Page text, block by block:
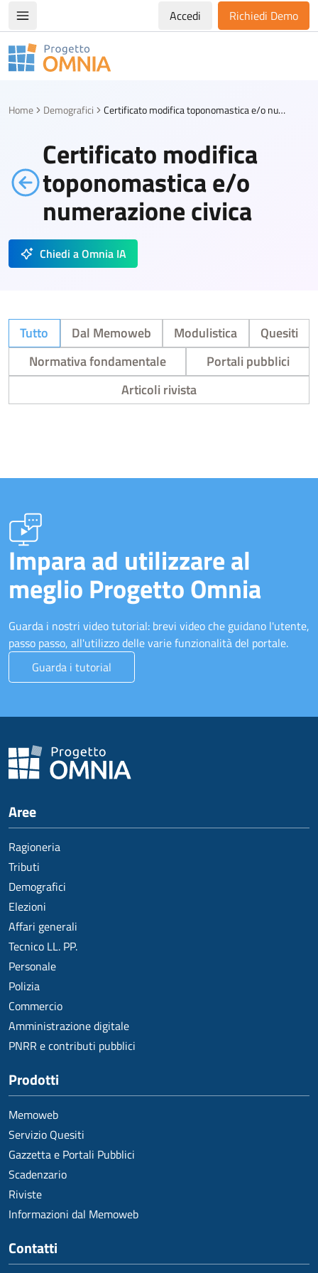
Apri/chiudi menù di navigazioneAccedi Richiedi Demo
Progetto Omnia
Home Demografici Certificato modifica toponomastica e/o numerazione civica
Certificato modifica
toponomastica e/o
numerazione civica
Chiedi a Omnia IA
Tutto Dal Memoweb Modulistica
Quesiti
Normativa fondamentale
Portali pubblici
Articoli rivista
Impara ad utilizzare al
meglio Progetto Omnia
Guarda i nostri video tutorial: brevi video che guidano l'utente,
passo passo, all'utilizzo delle varie funzionalità del portale.
Guarda i tutorial
Aree
Ragioneria
Tributi
Demografici
Elezioni
Affari generali
Tecnico LL. PP.
Personale
Polizia
Commercio
Amministrazione digitale
PNRR e contributi pubblici
Prodotti
Memoweb
Servizio Quesiti
Gazzetta e Portali Pubblici
Scadenzario
Riviste
Informazioni dal Memoweb
Contatti